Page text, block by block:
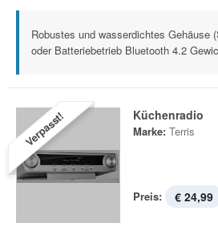
Robustes und wasserdichtes Gehäuse
oder Batteriebetrieb Bluetooth 4.2
Verpasst! Küchenradio
Marke: Terris
Preis: € 24,99